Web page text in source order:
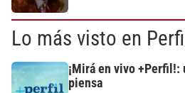
Lo más visto en Perfil
¡Mirá en vivo +Perfil!:
piensa